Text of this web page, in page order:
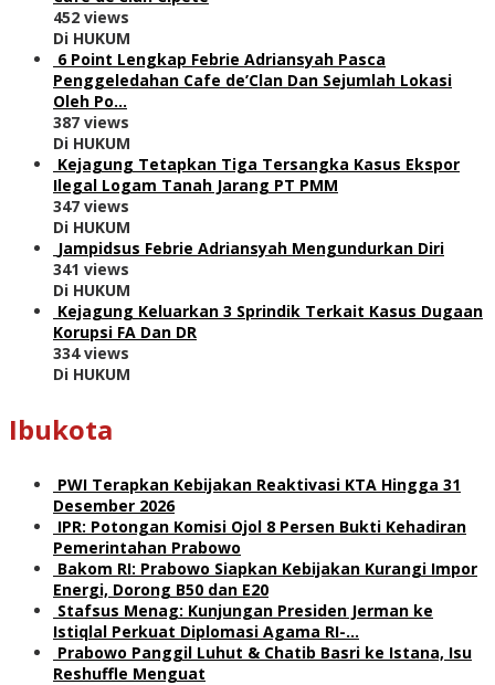
452 views
Di HUKUM
6 Point Lengkap Febrie Adriansyah Pasca
Penggeledahan Cafe de’Clan Dan Sejumlah Lokasi
Oleh Po…
387 views
Di HUKUM
Kejagung Tetapkan Tiga Tersangka Kasus Ekspor
Ilegal Logam Tanah Jarang PT PMM
347 views
Di HUKUM
Jampidsus Febrie Adriansyah Mengundurkan Diri
341 views
Di HUKUM
Kejagung Keluarkan 3 Sprindik Terkait Kasus Dugaan
Korupsi FA Dan DR
334 views
Di HUKUM
Ibukota
PWI Terapkan Kebijakan Reaktivasi KTA Hingga 31
Desember 2026
IPR: Potongan Komisi Ojol 8 Persen Bukti Kehadiran
Pemerintahan Prabowo
Bakom RI: Prabowo Siapkan Kebijakan Kurangi Impor
Energi, Dorong B50 dan E20
Stafsus Menag: Kunjungan Presiden Jerman ke
Istiqlal Perkuat Diplomasi Agama RI-…
Prabowo Panggil Luhut & Chatib Basri ke Istana, Isu
Reshuffle Menguat